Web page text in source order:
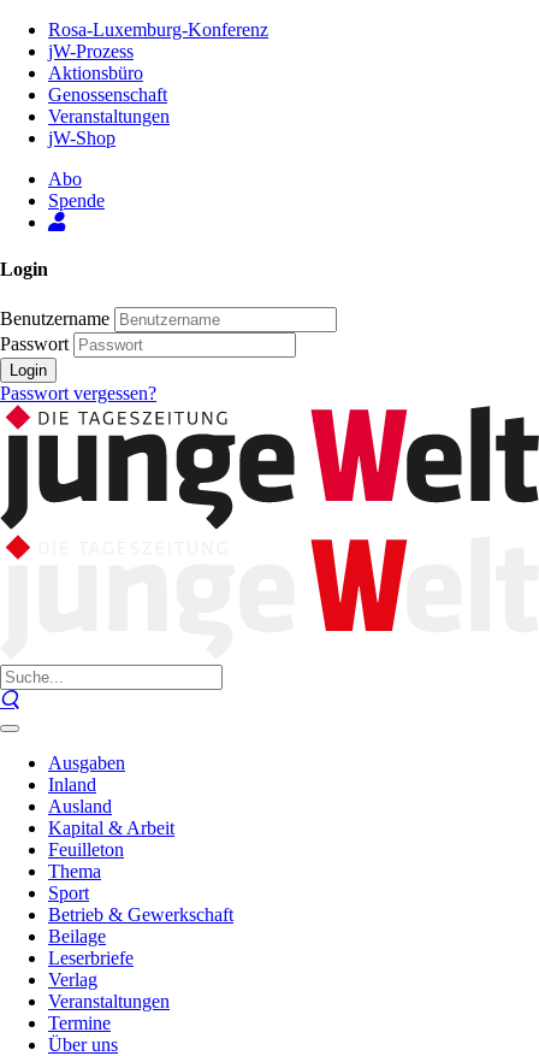
Inhalt
Seite
Rosa-Luxemburg-Konferenz
jW-Prozess
Aktionsbüro
Genossenschaft
Veranstaltungen
jW-Shop
Abo
Spende
Login
Benutzername
Passwort
Login
Passwort vergessen?
Ausgaben
Inland
Ausland
Kapital & Arbeit
Feuilleton
Thema
Sport
Betrieb & Gewerkschaft
Beilage
Leserbriefe
Verlag
Veranstaltungen
Termine
Über uns